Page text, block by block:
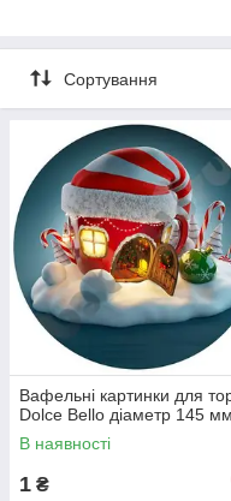
Сортування
Вафельні картинки для
Dolce Bello діаметр 145 мм
В наявності
1 ₴